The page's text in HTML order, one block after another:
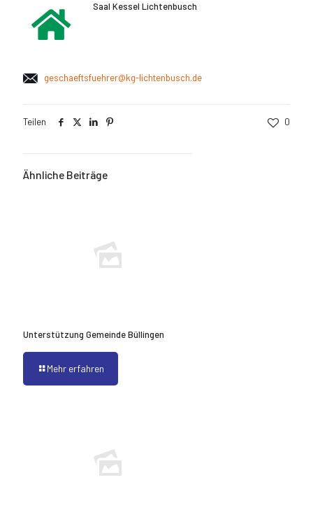
Saal Kessel Lichtenbusch
geschaeftsfuehrer@kg-lichtenbusch.de
Teilen 0
Ähnliche Beiträge
Unterstützung Gemeinde Büllingen
Mehr erfahren